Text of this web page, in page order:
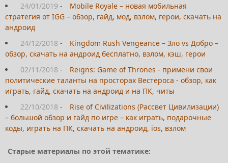
24/01/2019 -
Mobile Royale – новая мобильная
стратегия от IGG – обзор, гайд, мод, взлом, герои, скачать на
андроид
24/12/2018 -
Kingdom Rush Vengeance – Зло vs Добро –
обзор, скачать на андроид бесплатно, взлом, кэш, герои
02/11/2018 -
Reigns: Game of Thrones - примени свои
политические таланты на просторах Вестероса - обзор, как
играть, гайд, скачать на андроид и на ПК, читы
22/10/2018 -
Rise of Civilizations (Рассвет Цивилизации)
– большой обзор и гайд по игре – как играть, подарочные
коды, играть на ПК, скачать на андроид, ios, взлом
Старые материалы по этой тематике: